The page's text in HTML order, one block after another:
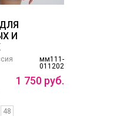
И
мм111-
011202
1 750 руб.
48